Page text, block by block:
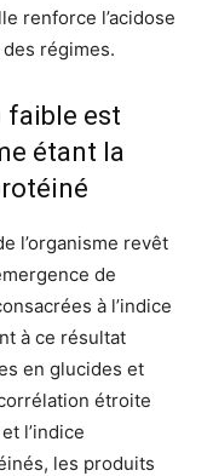
renforce l’acidose
régimes.
faible est
étant la
l’organisme revêt
de
à l’indice
à ce résultat
en glucides et
étroite
l’indice
les produits